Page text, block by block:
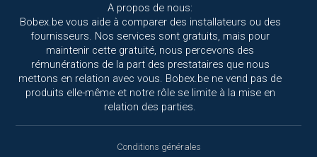
A propos de nous:
Bobex.be vous aide à comparer des installateurs ou des
fournisseurs. Nos services sont gratuits, mais pour
maintenir cette gratuité, nous percevons des
rémunérations de la part des prestataires que nous
mettons en relation avec vous. Bobex.be ne vend pas de
produits elle-même et notre rôle se limite à la mise en
relation des parties.
Conditions générales